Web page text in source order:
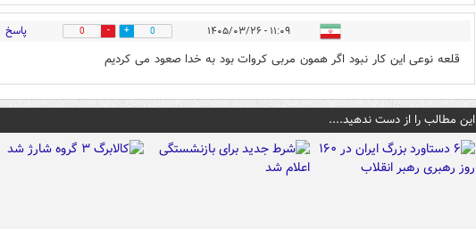
۱۱:۰۹ - ۱۴۰۵/۰۳/۲۶ 0
0 پاسخ
قلعه نوعی این کار نبود اگر همون مربی کروات بود به خدا صعود می کردیم
این مطالب را از دست ندهید....